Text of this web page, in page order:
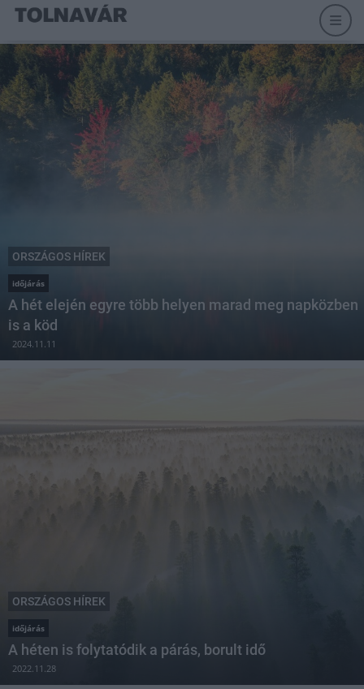
ORSZÁGOS HÍREK
időjárás
A hét elején egyre több helyen marad meg napközben
is a köd
2024.11.11
ORSZÁGOS HÍREK
időjárás
A héten is folytatódik a párás, borult idő
2022.11.28